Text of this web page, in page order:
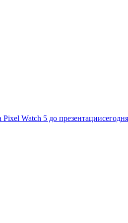
Watch 5 до презентации